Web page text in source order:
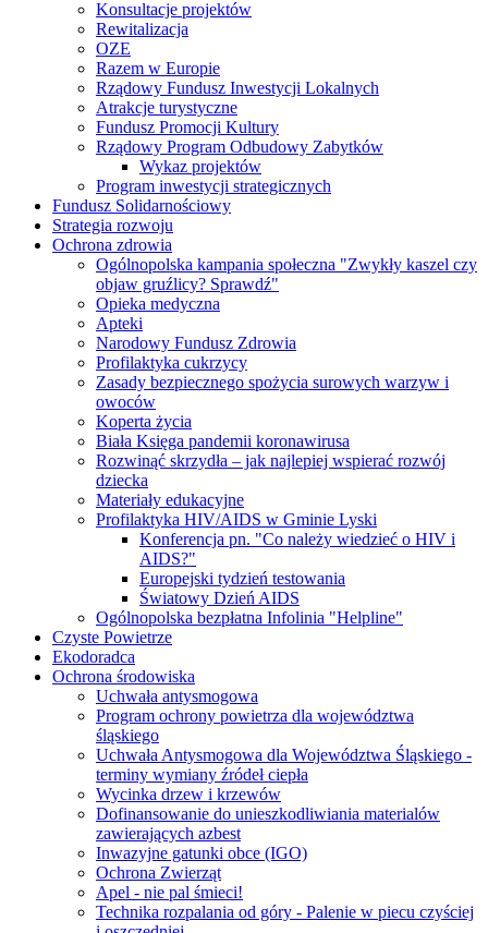
Konsultacje projektów
Rewitalizacja
OZE
Razem w Europie
Rządowy Fundusz Inwestycji Lokalnych
Atrakcje turystyczne
Fundusz Promocji Kultury
Rządowy Program Odbudowy Zabytków
Wykaz projektów
Program inwestycji strategicznych
Fundusz Solidarnościowy
Strategia rozwoju
Ochrona zdrowia
Ogólnopolska kampania społeczna "Zwykły kaszel czy
objaw gruźlicy? Sprawdź"
Opieka medyczna
Apteki
Narodowy Fundusz Zdrowia
Profilaktyka cukrzycy
Zasady bezpiecznego spożycia surowych warzyw i
owoców
Koperta życia
Biała Księga pandemii koronawirusa
Rozwinąć skrzydła – jak najlepiej wspierać rozwój
dziecka
Materiały edukacyjne
Profilaktyka HIV/AIDS w Gminie Lyski
Konferencja pn. "Co należy wiedzieć o HIV i
AIDS?"
Europejski tydzień testowania
Światowy Dzień AIDS
Ogólnopolska bezpłatna Infolinia "Helpline"
Czyste Powietrze
Ekodoradca
Ochrona środowiska
Uchwała antysmogowa
Program ochrony powietrza dla województwa
śląskiego
Uchwała Antysmogowa dla Województwa Śląskiego -
terminy wymiany źródeł ciepła
Wycinka drzew i krzewów
Dofinansowanie do unieszkodliwiania materialów
zawierających azbest
Inwazyjne gatunki obce (IGO)
Ochrona Zwierząt
Apel - nie pal śmieci!
Technika rozpalania od góry - Palenie w piecu czyściej